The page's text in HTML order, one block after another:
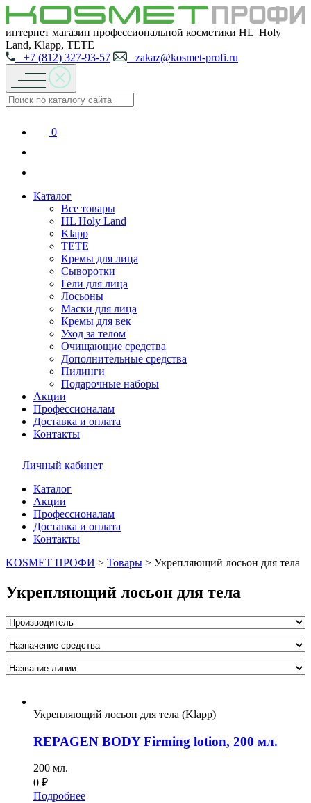
интернет магазин профессиональной косметики HL| Holy
Land, Klapp, TETE
+7 (812) 327-93-57
zakaz@kosmet-profi.ru
0
Каталог
Все товары
HL Holy Land
Klapp
TETE
Кремы для лица
Сыворотки
Гели для лица
Лосьоны
Маски для лица
Кремы для век
Уход за телом
Очищающие средства
Дополнительные средства
Пилинги
Подарочные наборы
Акции
Профессионалам
Доставка и оплата
Контакты
Личный кабинет
Каталог
Акции
Профессионалам
Доставка и оплата
Контакты
KOSMET ПРОФИ > Товары > Укрепляющий лосьон для тела
Укрепляющий лосьон для тела
Укрепляющий лосьон для тела (Klapp)
REPAGEN BODY Firming lotion, 200 мл.
200 мл.
0 ₽
Подробнее